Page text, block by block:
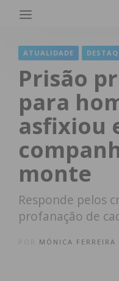
ATUALIDADE
Prisão
para
asfixiou
monte
Responde pelos
profanação de
MÓNICA FERREIRA